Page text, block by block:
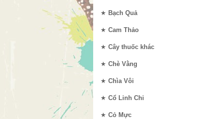
★ Bạch Quả
★ Cam Thảo
★ Cây thuốc khác
★ Chè Vằng
★ Chìa Vôi
★ Cổ Linh Chi
★ Cỏ Mực